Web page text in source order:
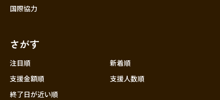
国際協力
さがす
注目順
新着順
支援金額順
支援人数順
終了日が近い順